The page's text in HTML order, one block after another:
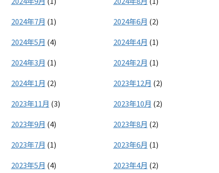
2024年7月 (1) 2024年6月 (2)
2024年5月 (4) 2024年4月 (1)
2024年3月 (1) 2024年2月 (1)
2024年1月 (2) 2023年12月 (2)
2023年11月 (3) 2023年10月 (2)
2023年9月 (4) 2023年8月 (2)
2023年7月 (1) 2023年6月 (1)
2023年5月 (4) 2023年4月 (2)